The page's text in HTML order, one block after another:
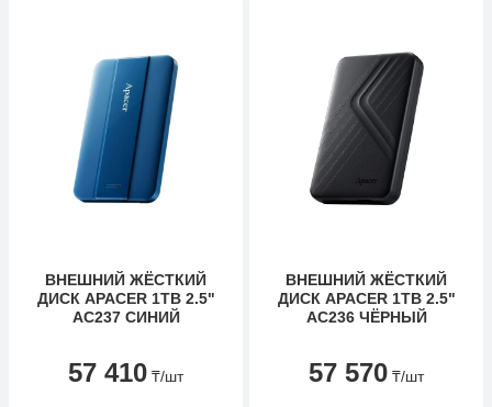
ВНЕШНИЙ ЖЁСТКИЙ
ДИСК APACER 1TB 2.5"
AC237 СИНИЙ
57 410 ₸/шт
ВНЕШНИЙ ЖЁСТКИЙ
ДИСК APACER 1TB 2.5"
AC236 ЧЁРНЫЙ
57 570 ₸/шт